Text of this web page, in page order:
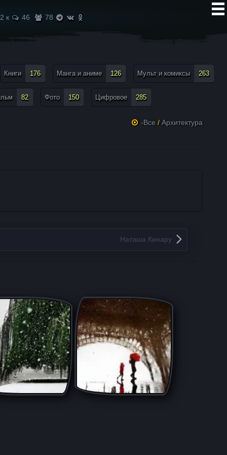
2 к 46 78
Книги 176 Манга и аниме 126 Мульт и комиксы 263
82 Фото 150 Цифровое 285
-Все / Архитектура
Наташа Кинару